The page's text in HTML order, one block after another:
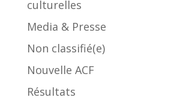
culturelles
Media & Presse
Non classifié(e)
Nouvelle ACF
Résultats